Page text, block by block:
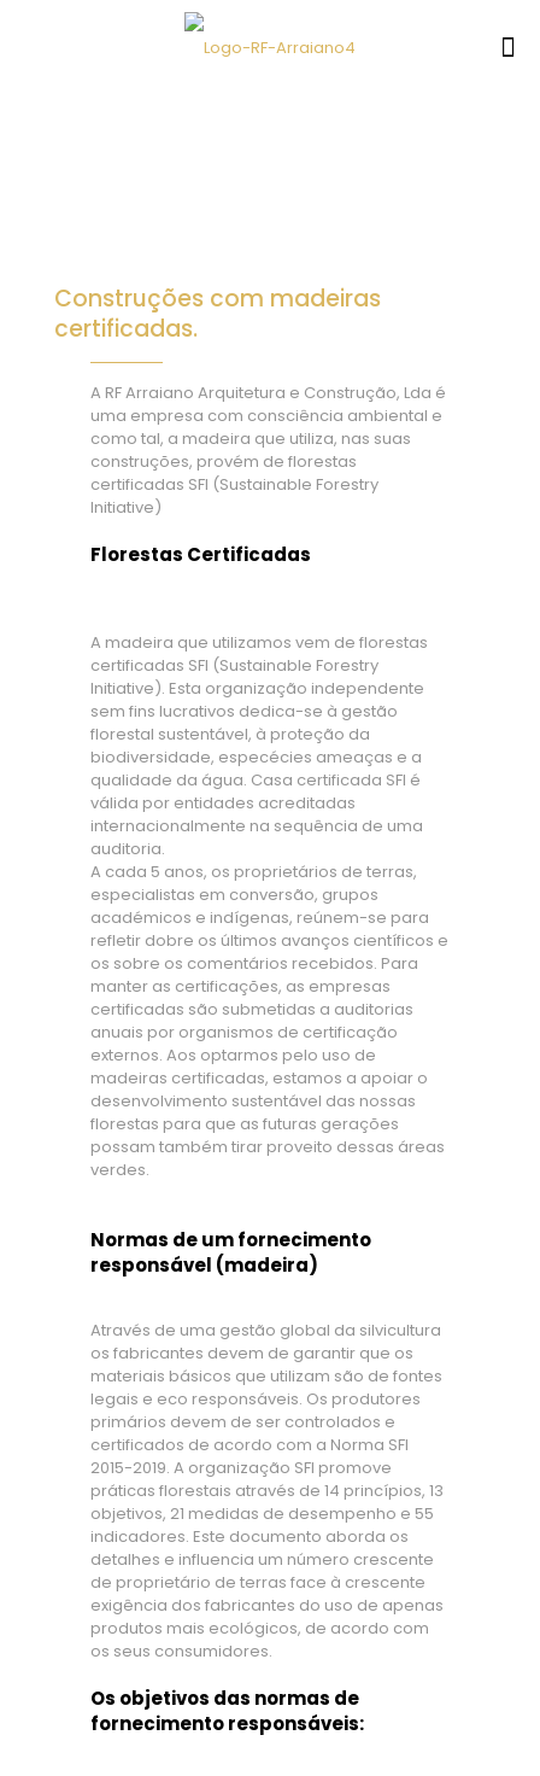
Construções com madeiras
certificadas.
A RF Arraiano Arquitetura e Construção, Lda é
uma empresa com consciência ambiental e
como tal, a madeira que utiliza, nas suas
construções, provém de florestas
certificadas SFI (Sustainable Forestry
Initiative)
Florestas Certificadas
A madeira que utilizamos vem de florestas
certificadas SFI (Sustainable Forestry
Initiative). Esta organização independente
sem fins lucrativos dedica-se à gestão
florestal sustentável, à proteção da
biodiversidade, especécies ameaças e a
qualidade da água. Casa certificada SFI é
válida por entidades acreditadas
internacionalmente na sequência de uma
auditoria.
A cada 5 anos, os proprietários de terras,
especialistas em conversão, grupos
académicos e indígenas, reúnem-se para
refletir dobre os últimos avanços científicos e
os sobre os comentários recebidos. Para
manter as certificações, as empresas
certificadas são submetidas a auditorias
anuais por organismos de certificação
externos. Aos optarmos pelo uso de
madeiras certificadas, estamos a apoiar o
desenvolvimento sustentável das nossas
florestas para que as futuras gerações
possam também tirar proveito dessas áreas
verdes.
Normas de um fornecimento
responsável (madeira)
Através de uma gestão global da silvicultura
os fabricantes devem de garantir que os
materiais básicos que utilizam são de fontes
legais e eco responsáveis. Os produtores
primários devem de ser controlados e
certificados de acordo com a Norma SFI
2015-2019. A organização SFI promove
práticas florestais através de 14 princípios, 13
objetivos, 21 medidas de desempenho e 55
indicadores. Este documento aborda os
detalhes e influencia um número crescente
de proprietário de terras face à crescente
exigência dos fabricantes do uso de apenas
produtos mais ecológicos, de acordo com
os seus consumidores.
Os objetivos das normas de
fornecimento responsáveis: